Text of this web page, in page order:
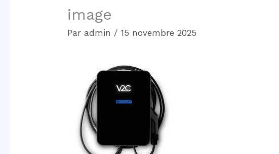
image
Paradmin /15 novembre 2025